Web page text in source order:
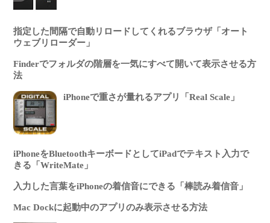
指定した間隔で自動リロードしてくれるブラウザ「オート
ウェブリローダー」
Finderでフォルダの階層を一気にすべて開いて表示させる方
法
iPhoneで重さが量れるアプリ「Real Scale」
iPhoneをBluetoothキーボードとしてiPadでテキスト入力で
きる「WriteMate」
入力した言葉をiPhoneの着信音にできる「棒読み着信音」
Mac Dockに起動中のアプリのみ表示させる方法